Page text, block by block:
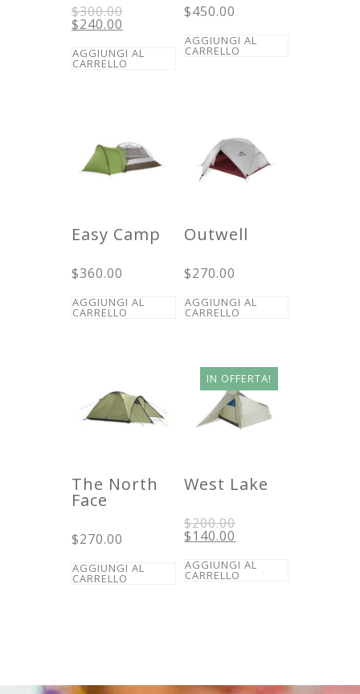
$300.00Il
originale
era:
$300.00.
$240.00
prezzo
attuale
è:
AGGIUNGI AL
CARRELLO
$450.00
AGGIUNGI AL
CARRELLO
Easy Camp
$360.00
AGGIUNGI AL
CARRELLO
Outwell
$270.00
AGGIUNGI AL
CARRELLO
The North
Face
$270.00
AGGIUNGI AL
CARRELLO
IN OFFERTA!
West Lake
$200.00Il
originale
era:
$200.00.
$140.00
prezzo
attuale
è:
AGGIUNGI AL
CARRELLO